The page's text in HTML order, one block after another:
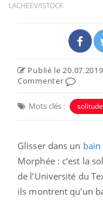
LACHEEV/ISTOCK
Publié le
Commenter
Mots clés : solitude
Glisser dans un bain
Morphée : c’est la
de l’Université du
ils montrent qu'un